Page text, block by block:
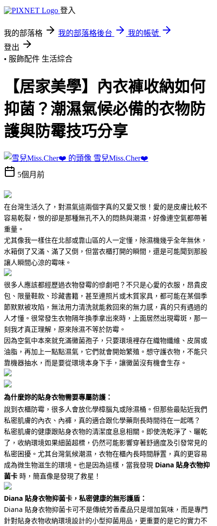
登入
我的部落格 我的部落格後台
我的帳號
登出
• 服飾配件 生活綜合
【居家美學】內衣褲收納如何
抑菌？潮濕氣候必備的衣物防
護與防霉技巧分享
雪兒Miss.Cher❤️
5個月前
在台灣生活久了，對濕氣這兩個字真的又愛又恨！愛的是皮膚比較不
容易乾裂，恨的卻是那種無孔不入的悶熱與潮濕，好像連空氣都帶著
重量。
尤其像我一樣住在北部或靠山區的人一定懂，除濕機幾乎全年無休，
水箱倒了又滿、滿了又倒，但當衣櫃打開的瞬間，還是可能聞到那股
讓人瞬間心涼的霉味。
很多人應該都經歷過衣物發霉的慘劇吧？不只是心愛的衣服，昂貴皮
包、限量鞋款、珍藏書籍，甚至連照片或木質家具，都可能在某個季
節默默被攻陷，無法用力清洗就能救回來的無力感，真的只有遇過的
人才懂。很常發生衣物隔年換季拿出來時，上面居然出現霉斑，那一
刻我才真正理解，原來除濕不等於防霉。
因為空氣中本來就充滿黴菌孢子，只要環境裡存在織物纖維、皮屑或
油脂，再加上一點點濕氣，它們就會開始繁殖。想守護衣物，不能只
靠機器抽水，而是要從環境本身下手，讓黴菌沒有機會生存。
為什麼妳的貼身衣物需要專屬防護：
說到衣櫃防霉，很多人會放化學樟腦丸或除濕桶。但那些最貼近我們
私密肌膚的內衣、內褲，真的適合跟化學藥劑長時間待在一起嗎？
私密肌膚的健康跟貼身衣物的清潔度息息相關。即使洗乾淨了、曬乾
了，收納環境如果細菌超標，仍然可能影響穿著舒適度及引發常見的
私密困擾。尤其台灣氣候潮濕，衣物在櫃內長時間靜置，真的更容易
成為微生物滋生的環境。也是因為這樣，當我發現 Diana 貼身衣物抑
菌卡 時，簡直像是發現了救星！
Diana 貼身衣物抑菌卡，私密健康的無形護盾：
Diana 貼身衣物抑菌卡可不是傳統芳香產品只是增加氣味，而是專門
針對貼身衣物收納環境設計的小型抑菌用品， 更重要的是它的實力不